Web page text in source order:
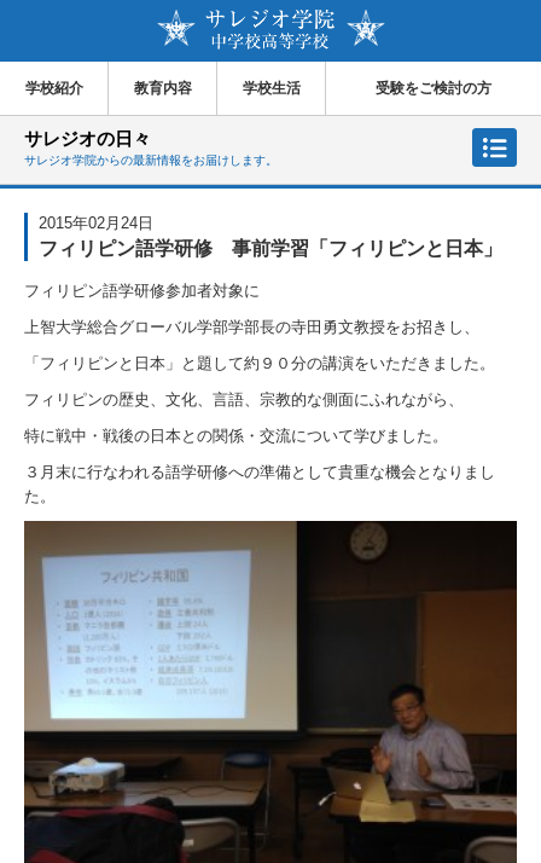
学校紹介 教育内容 学校生活 受験をご検討の方
サレジオの日々
サレジオ学院からの最新情報をお届けします。
2015年02月24日
フィリピン語学研修 事前学習「フィリピンと日本」
フィリピン語学研修参加者対象に
上智大学総合グローバル学部学部長の寺田勇文教授をお招きし、
「フィリピンと日本」と題して約９０分の講演をいただきました。
フィリピンの歴史、文化、言語、宗教的な側面にふれながら、
特に戦中・戦後の日本との関係・交流について学びました。
３月末に行なわれる語学研修への準備として貴重な機会となりまし
た。